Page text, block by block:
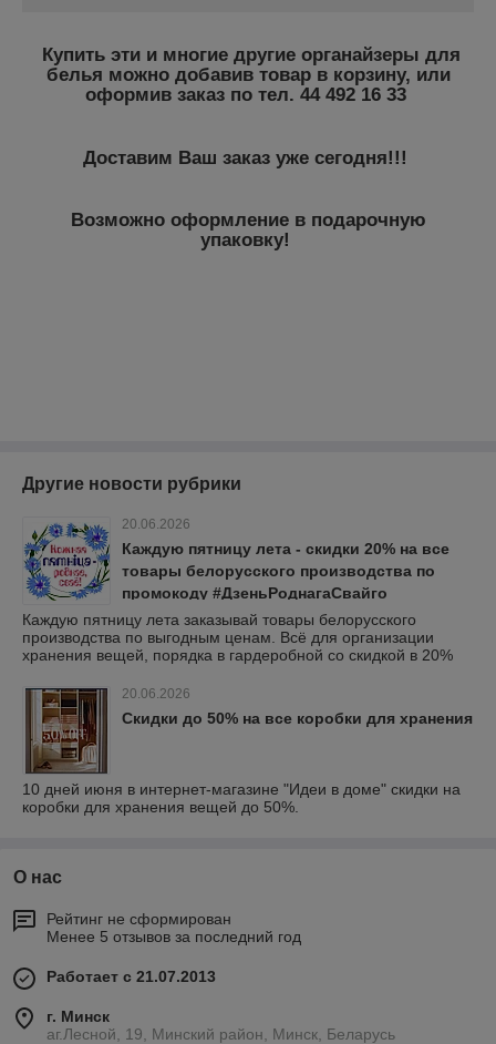
Купить эти и многие другие органайзеры для
белья можно добавив товар в корзину, или
оформив заказ по тел. 44 492 16 33
Доставим Ваш заказ уже сегодня!!!
Возможно оформление в подарочную
упаковку!
Другие новости рубрики
20.06.2026
Каждую пятницу лета - скидки 20% на все
товары белорусского производства по
промокоду #ДзеньРоднагаСвайго
Каждую пятницу лета заказывай товары белорусского
производства по выгодным ценам. Всё для организации
хранения вещей, порядка в гардеробной со скидкой в 20%
20.06.2026
Скидки до 50% на все коробки для хранения
10 дней июня в интернет-магазине "Идеи в доме" скидки на
коробки для хранения вещей до 50%.
О нас
Рейтинг не сформирован
Менее 5 отзывов за последний год
Работает с 21.07.2013
г. Минск
аг.Лесной, 19, Минский район, Минск, Беларусь